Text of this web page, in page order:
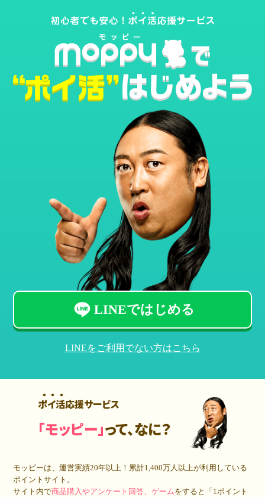
LINEではじめる
LINEをご利用でない方はこちら
ポイ活応援サービス
「モッピー」って、なに？
モッピーは、運営実績20年以上！累計1,400万人 以上が利用している
ポイントサイト。
サイト内で商品購入やアンケート回答、ゲームをすると「1ポイント